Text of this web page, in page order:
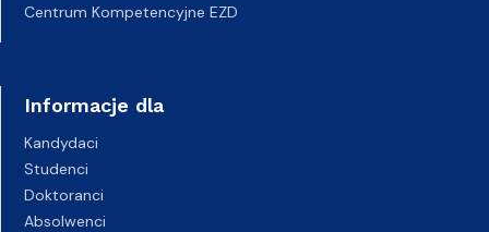
Centrum Kompetencyjne EZD
Informacje dla
Kandydaci
Studenci
Doktoranci
Absolwenci